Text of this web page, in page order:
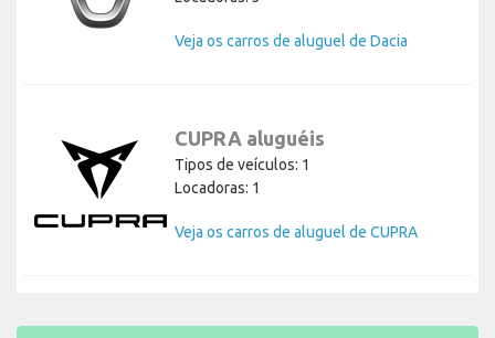
Veja os carros de aluguel de Dacia
CUPRA aluguéis
Tipos de veículos: 1
Locadoras: 1
Veja os carros de aluguel de CUPRA